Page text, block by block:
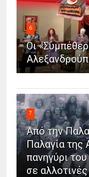
6
Οι
7
Από την
Παλαγία της
πανηγύρι
σε